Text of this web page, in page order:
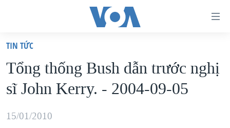
truy
cập
Tới
dung
VIỆT NAM
HOA KỲ
BIỂN ĐÔNG
TIN TỨC
Tổng thống Bush dẫn trước nghị
sĩ John Kerry. - 2004-09-05
15/01/2010